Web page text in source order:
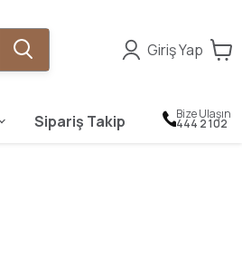
Giriş Yap
Sipariş Takip Bize Ulaşın
444 2 102